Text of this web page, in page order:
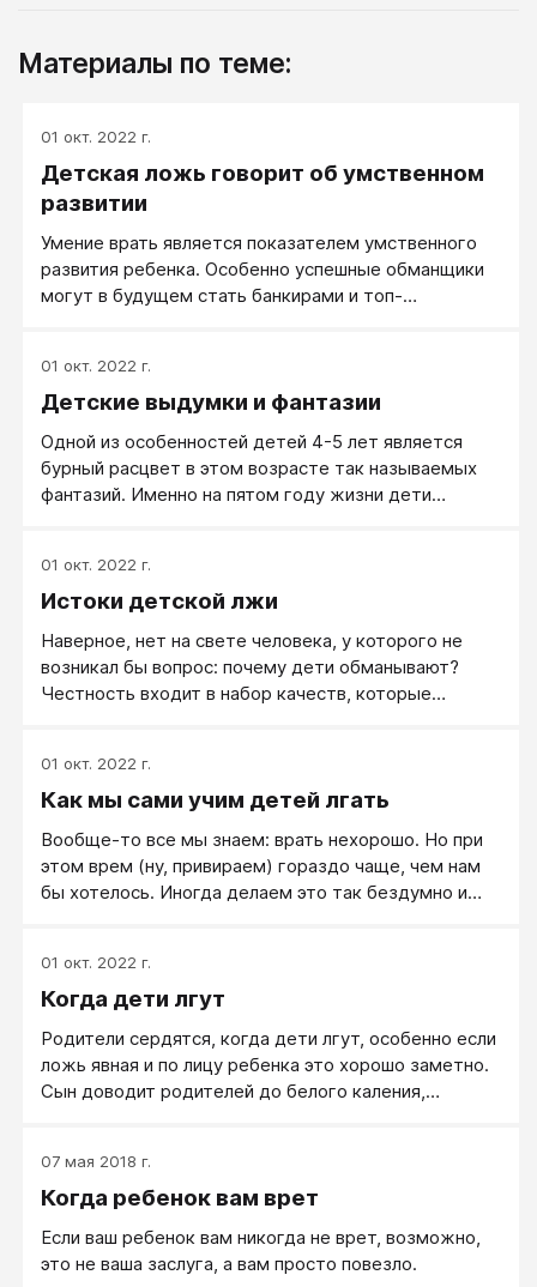
Материалы по теме:
01 окт. 2022 г.
Детская ложь говорит об умственном
развитии
Умение врать является показателем умственного
развития ребенка. Особенно успешные обманщики
могут в будущем стать банкирами и топ-
01 окт. 2022 г.
Детские выдумки и фантазии
Одной из особенностей детей 4-5 лет является
бурный расцвет в этом возрасте так называемых
фантазий. Именно на пятом году жизни дети
том, что папа таскал маму за волосы, хотя ничего
такого в этой семье не было; о том, что они сами
п.
01 окт. 2022 г.
Истоки детской лжи
Наверное, нет на свете человека, у которого не
возникал бы вопрос: почему дети обманывают?
Честность входит в набор качеств, которые
случай лжи нас так огорчает. Отношение к
детскому вранью может быть различным. Однако
постоянно, то потом ему будет очень сложно
остановиться. Детская ложь сначала забавляет нас,
а потом начинает огорчать. Давайте разберемся в
тому, что они начинают лгать?
01 окт. 2022 г.
Как мы сами учим детей лгать
Вообще-то все мы знаем: врать нехорошо. Но при
этом врем (ну, привираем) гораздо чаще, чем нам
бы хотелось. Иногда делаем это так бездумно и
опаздывает на урок, учителю положено на это
отреагировать. Реагируют по-разному. Некоторые
укоризненный взгляд, кивком головы позволяют
войти и сесть за парту, большинство же приступает
к расспросам (допросам?): а где, мол, тебя носило,
01 окт. 2022 г.
Когда дети лгут
Родители сердятся, когда дети лгут, особенно если
ложь явная и по лицу ребенка это хорошо заметно.
Сын доводит родителей до белого каления,
рубашке (на губах) говорят как раз обратное
07 мая 2018 г.
Когда ребенок вам врет
Если ваш ребенок вам никогда не врет, возможно,
это не ваша заслуга, а вам просто повезло.